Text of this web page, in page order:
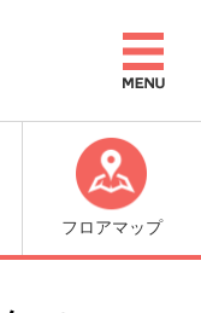
フロアマップ